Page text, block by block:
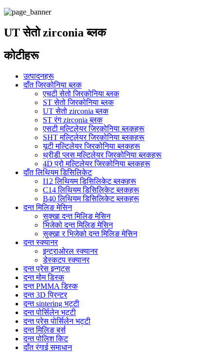
UT सेतो zirconia ब्लक
कोटीहरू
उत्पादनहरू
दाँत जिरकोनिया ब्लक
एचटी सेतो जिरकोनिया ब्लक
ST सेतो जिरकोनिया ब्लक
UT सेतो zirconia ब्लक
ST रंग zirconia ब्लक
एसटी मल्टिलेयर जिरकोनिया ब्लकहरू
SHT मल्टिलेयर जिरकोनिया ब्लकहरू
यूटी मल्टिलेयर जिरकोनिया ब्लकहरू
थ्रीडी प्लस मल्टिलेयर जिरकोनिया ब्लकहरू
4D प्रो मल्टिलेयर जिरकोनिया ब्लकहरू
दाँत लिथियम डिसिलिकेट
I12 लिथियम डिसिलिकेट ब्लकहरू
C14 लिथियम डिसिलिकेट ब्लकहरू
B40 लिथियम डिसिलिकेट ब्लकहरू
दन्त मिलिङ मेसिन
सुक्खा दन्त मिलिङ मेसिन
भिजेको दन्त मिलिङ मेसिन
सुक्खा र भिजेको दन्त मिलिङ मेसिन
दन्त स्क्यानर
इन्ट्राओरल स्क्यानर
डेस्कटप स्क्यानर
दन्त प्रेस इन्गट्स
दन्त मोम डिस्क
दन्त PMMA डिस्क
दन्त 3D प्रिन्टर
दन्त sintering भट्टी
दन्त पोर्सिलेन भट्टी
दन्त प्रेस पोर्सिलेन भट्टी
दन्त मिलिङ बर्स
दन्त पोलिश किट
दाँत रंगाई समाधान